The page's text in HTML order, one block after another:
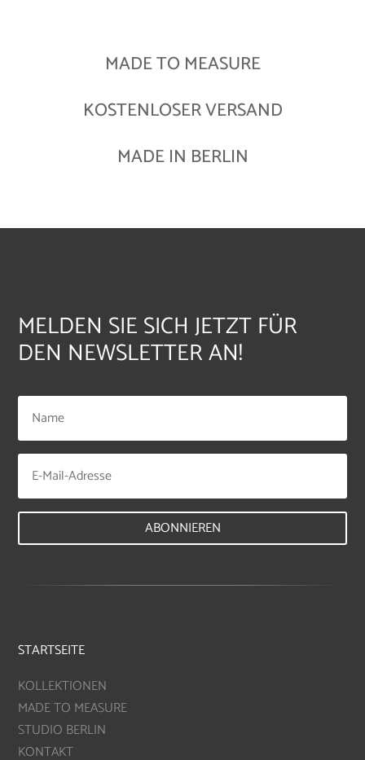
MADE TO MEASURE
KOSTENLOSER VERSAND
MADE IN BERLIN
MELDEN SIE SICH JETZT FÜR
DEN NEWSLETTER AN!
ABONNIEREN
STARTSEITE
KOLLEKTIONEN
MADE TO MEASURE
STUDIO BERLIN
KONTAKT